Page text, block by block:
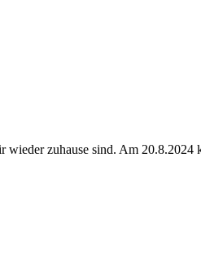
zuhause sind. Am 20.8.2024